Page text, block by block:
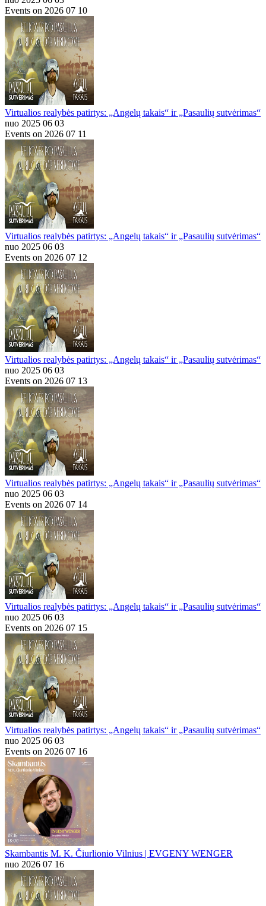
Events on 2026 07 10
Virtualios realybės patirtys: „Angelų takais“ ir „Pasaulių sutvėrimas“
nuo 2025 06 03
Events on 2026 07 11
Virtualios realybės patirtys: „Angelų takais“ ir „Pasaulių sutvėrimas“
nuo 2025 06 03
Events on 2026 07 12
Virtualios realybės patirtys: „Angelų takais“ ir „Pasaulių sutvėrimas“
nuo 2025 06 03
Events on 2026 07 13
Virtualios realybės patirtys: „Angelų takais“ ir „Pasaulių sutvėrimas“
nuo 2025 06 03
Events on 2026 07 14
Virtualios realybės patirtys: „Angelų takais“ ir „Pasaulių sutvėrimas“
nuo 2025 06 03
Events on 2026 07 15
Virtualios realybės patirtys: „Angelų takais“ ir „Pasaulių sutvėrimas“
nuo 2025 06 03
Events on 2026 07 16
Skambantis M. K. Čiurlionio Vilnius | EVGENY WENGER
nuo 2026 07 16